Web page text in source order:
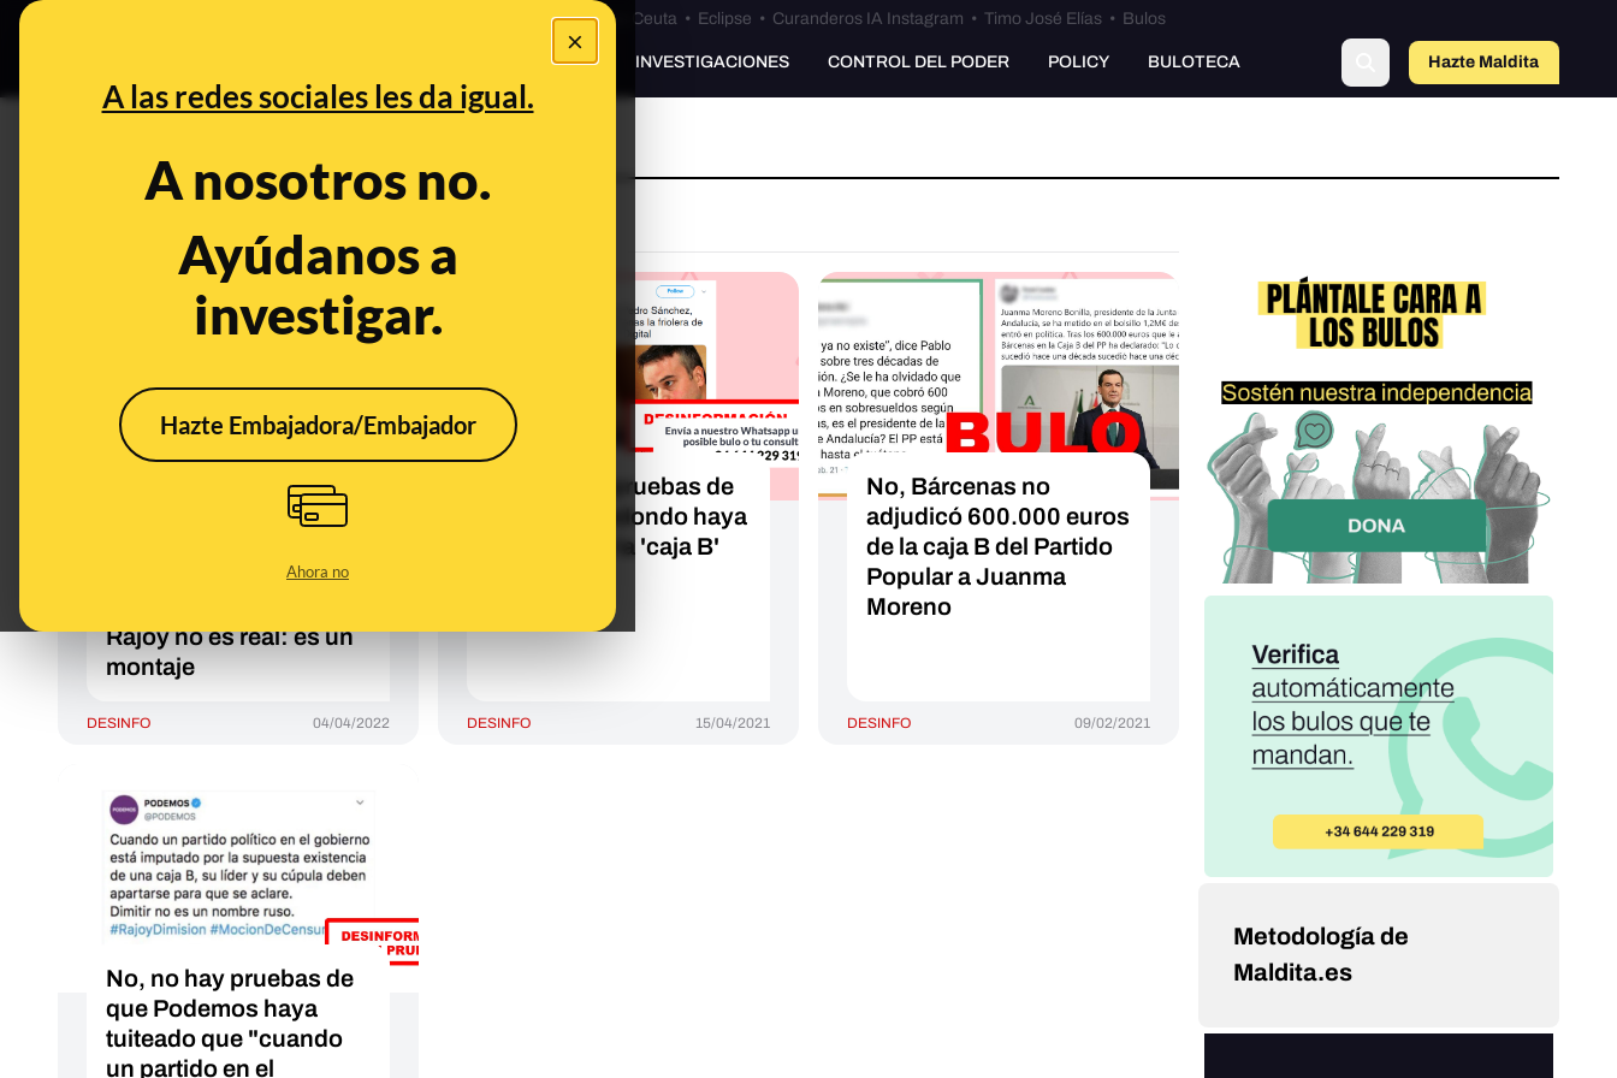
×
A las redes sociales les da igual.
A nosotros no.
Ayúdanos a
investigar.
Hazte Embajadora/Embajador
Ahora no
Especial Ceuta•Bulos Ceuta • Eclipse • Curanderos IA Instagram • Timo José Elías • Bulos
PREBUNKING INVESTIGACIONES CONTROL DEL PODER POLICY BULOTECA Hazte Maldita
No, esta foto en la que
pone "M. Rajoy" en la
expresidente del
Rajoy no es real: es un
montaje
DESINFO 04/04/2022
No, no hay pruebas de
que Iván Redondo haya
cobrado de la 'caja B'
DESINFO 15/04/2021
No, Bárcenas no
adjudicó 600.000 euros
de la caja B del Partido
Popular a Juanma
Moreno
DESINFO 09/02/2021
No, no hay pruebas de
que Podemos haya
tuiteado que "cuando
un partido en el
Metodología de
Maldita.es